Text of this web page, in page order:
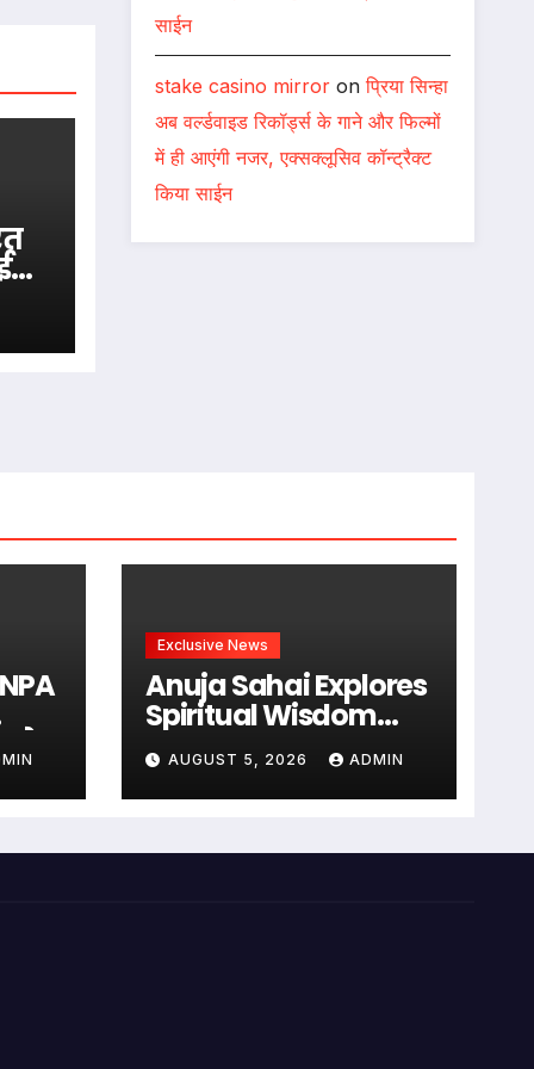
साईन
stake casino mirroronप्रिया सिन्हा
अब वर्ल्डवाइड रिकॉर्ड्स के गाने और फिल्मों
में ही आएंगी नजर, एक्सक्लूसिव कॉन्ट्रैक्ट
किया साईन
के
Exclusive News
Anuja Sahai Explores
Spiritual Wisdom
With Swami
Abhedananda On
Articulate With
AUGUST 5, 2026 ADMIN